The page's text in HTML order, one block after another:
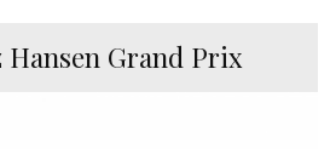
Grand Prix